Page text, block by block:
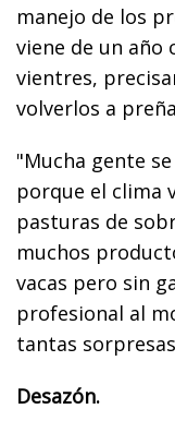
manejo de los
viene de un año
vientres,
volverlos a
"Mucha gente
porque el clima
pasturas de
muchos
vacas pero sin
profesional al
tantas
Desazón.